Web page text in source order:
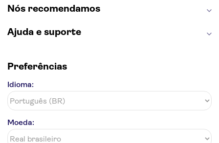
Torre de Belém
Discovery Cove
Nós recomendamos
Ajuda e suporte
Preferências
Idioma:
Moeda: